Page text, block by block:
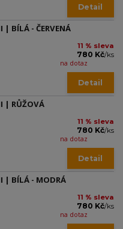
Detail
| BÍLÁ - ČERVENÁ
11 % sleva
780 Kč/ks
na dotaz
Detail
| RŮŽOVÁ
11 % sleva
780 Kč/ks
na dotaz
Detail
| BÍLÁ - MODRÁ
11 % sleva
780 Kč/ks
na dotaz